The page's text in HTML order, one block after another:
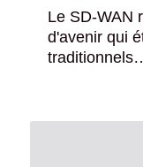
Le SD-WAN
d'avenir qui